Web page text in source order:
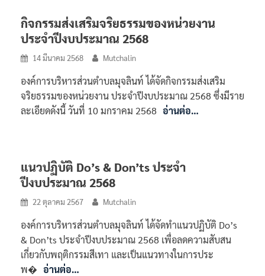
กิจกรรมส่งเสริมจริยธรรมของหน่วยงาน
ประจำปีงบประมาณ 2568
14 มีนาคม 2568 Mutchalin
องค์การบริหารส่วนตำบลมุจลินท์ ได้จัดกิจกรรมส่งเสริม
จริยธรรมของหน่วยงาน ประจำปีงบประมาณ 2568 ซึ่งมีราย
ละเอียดดังนี้ วันที่ 10 มกราคม 2568 อ่านต่อ…
แนวปฏิบัติ Do’s & Don’ts ประจำ
ปีงบประมาณ 2568
22 ตุลาคม 2567 Mutchalin
องค์การบริหารส่วนตำบลมุจลินท์ ได้จัดทำแนวปฏิบัติ Do’s
& Don’ts ประจำปีงบประมาณ 2568 เพื่อลดความสับสน
เกี่ยวกับพฤติกรรมสีเทา และเป็นแนวทางในการประ
พ� อ่านต่อ…